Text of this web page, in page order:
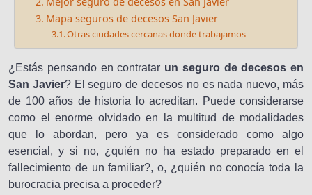
Mapa seguros de decesos San Javier
Otras ciudades cercanas donde trabajamos
¿Estás pensando en contratar un seguro de decesos en
San Javier? El seguro de decesos no es nada nuevo, más
de 100 años de historia lo acreditan. Puede considerarse
como el enorme olvidado en la multitud de modalidades
que lo abordan, pero ya es considerado como algo
esencial, y si no, ¿quién no ha estado preparado en el
fallecimiento de un familiar?, o, ¿quién no conocía toda la
burocracia precisa a proceder?